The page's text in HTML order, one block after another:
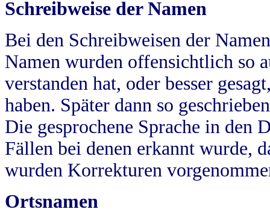
Schreibweise der Namen
Bei den Schreibweisen der
Namen wurden offensichtlich so
verstanden hat, oder besser
haben. Später dann so
Die gesprochene Sprache in
Fällen bei denen erkannt wurde,
wurden Korrekturen
Ortsnamen